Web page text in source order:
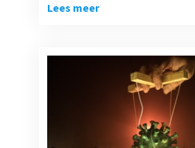
Lees meer